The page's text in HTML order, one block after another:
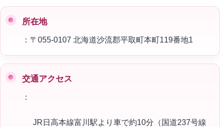
所在地
：〒055-0107 北海道沙流郡平取町本町119番地1
交通アクセス
：
JR日高本線富川駅より車で約10分（国道237号線